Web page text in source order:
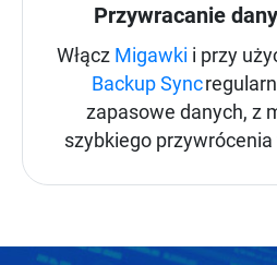
Przywracanie
Włącz Migawki i przy
Backup Sync
zapasowe danych, z
szybkiego